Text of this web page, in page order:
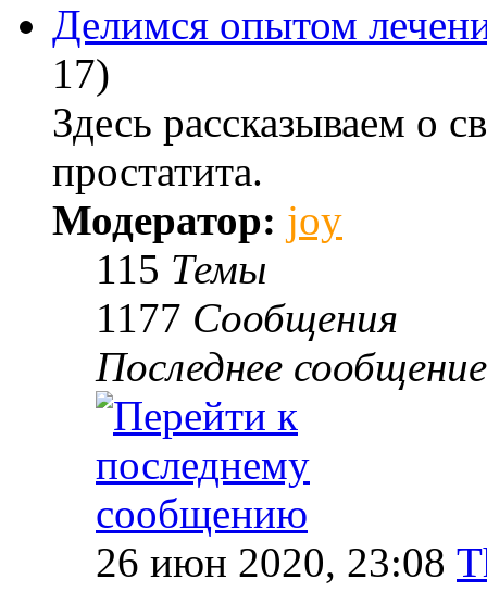
Делимся опытом
17)
Здесь рассказываем о
простатита.
Модератор: joy
115 Темы
1177 Сообщения
Последнее сообщение
26 июн 2020, 23:08